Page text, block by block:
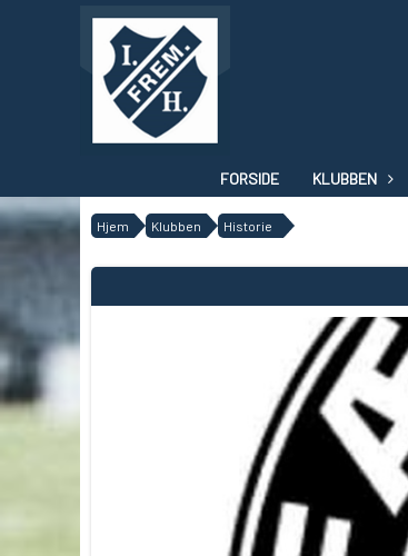
FORSIDE KLUBBEN
Hjem Klubben Historie